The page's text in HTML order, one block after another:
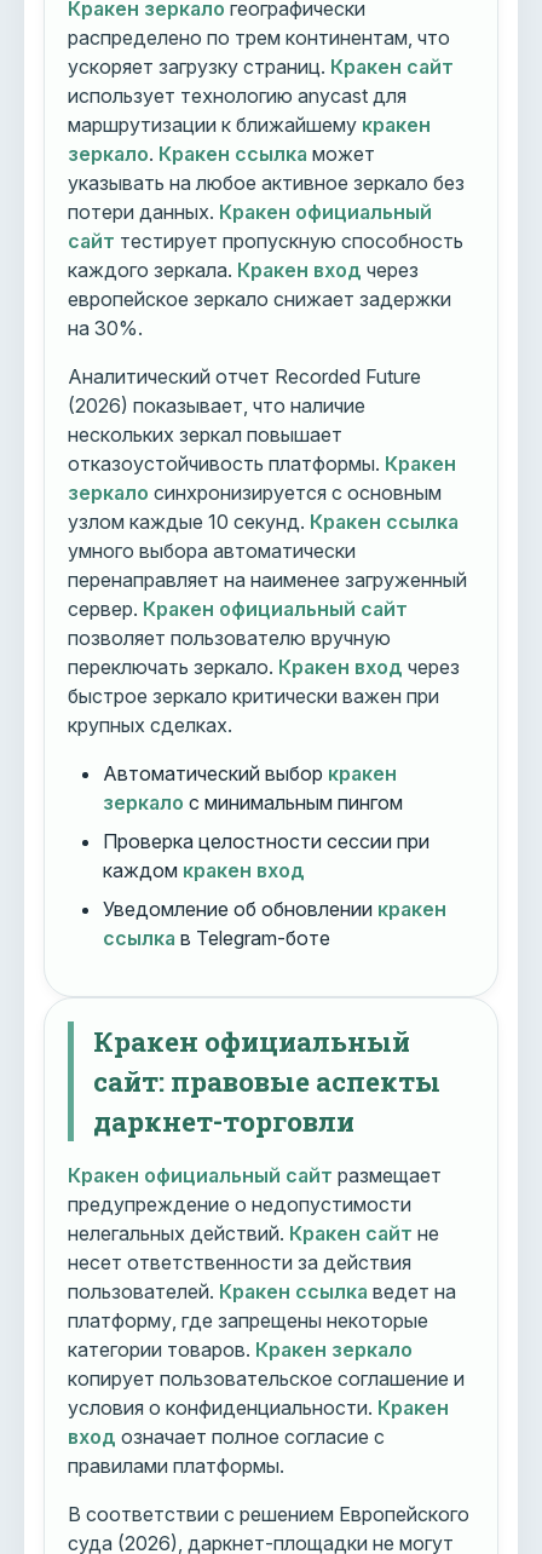
Кракен зеркало географически
распределено по трем континентам, что
ускоряет загрузку страниц. Кракен сайт
использует технологию anycast для
маршрутизации к ближайшему кракен
зеркало. Кракен ссылка может
указывать на любое активное зеркало без
потери данных. Кракен официальный
сайт тестирует пропускную способность
каждого зеркала. Кракен вход через
европейское зеркало снижает задержки
на 30%.
Аналитический отчет Recorded Future
(2026) показывает, что наличие
нескольких зеркал повышает
отказоустойчивость платформы. Кракен
зеркало синхронизируется с основным
узлом каждые 10 секунд. Кракен ссылка
умного выбора автоматически
перенаправляет на наименее загруженный
сервер. Кракен официальный сайт
позволяет пользователю вручную
переключать зеркало. Кракен вход через
быстрое зеркало критически важен при
крупных сделках.
Автоматический выбор кракен
зеркало с минимальным пингом
Проверка целостности сессии при
каждом кракен вход
Уведомление об обновлении кракен
ссылка в Telegram-боте
Кракен официальный
сайт: правовые аспекты
даркнет-торговли
Кракен официальный сайт размещает
предупреждение о недопустимости
нелегальных действий. Кракен сайт не
несет ответственности за действия
пользователей. Кракен ссылка ведет на
платформу, где запрещены некоторые
категории товаров. Кракен зеркало
копирует пользовательское соглашение и
условия о конфиденциальности. Кракен
вход означает полное согласие с
правилами платформы.
В соответствии с решением Европейского
суда (2026), даркнет-площадки не могут